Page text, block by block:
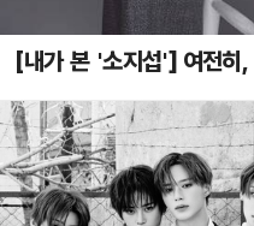
[내가 본 '소지섭'] 여전히